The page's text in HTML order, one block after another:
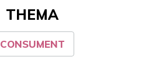
THEMA
CONSUMENT